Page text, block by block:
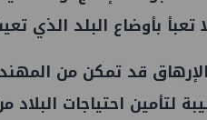
تعبأ بأوضاع البلد الذي
الإرهاق قد تمكن من
لتأمين احتياجات البلاد